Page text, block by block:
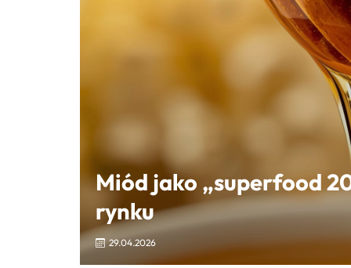
Miód jako „superfood
rynku
29.04.2026